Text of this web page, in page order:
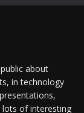
about
in technology
lots of interesting